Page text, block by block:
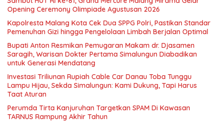
Opening Ceremony Olimpiade Agustusan 2026
Kapolresta Malang Kota Cek Dua SPPG Polri, Pastikan Standar
Pemenuhan Gizi hingga Pengelolaan Limbah Berjalan Optimal
Bupati Anton Resmikan Pemugaran Makam dr. Djasamen
Saragih, Warisan Dokter Pertama Simalungun Diabadikan
untuk Generasi Mendatang
Investasi Triliunan Rupiah Cable Car Danau Toba Tunggu
Lampu Hijau, Sekda Simalungun: Kami Dukung, Tapi Harus
Taat Aturan
Perumda Tirta Kanjuruhan Targetkan SPAM Di Kawasan
TARNUS Rampung Akhir Tahun